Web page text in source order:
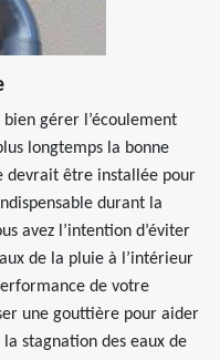
gérer l’écoulement
longtemps la bonne
devrait être installée pour
durant la
avez l’intention d’éviter
de la pluie à l’intérieur
de votre
une gouttière pour aider
stagnation des eaux de